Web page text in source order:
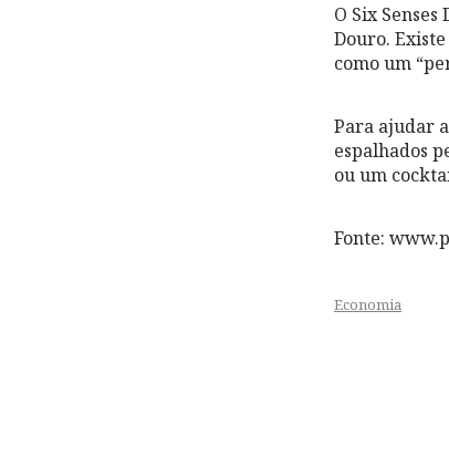
O Six
Douro.
como um
Para ajudar
espalhados
ou um
Fonte:
Economia